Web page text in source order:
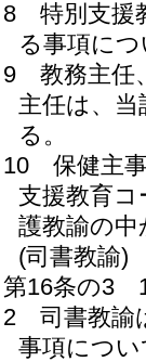
8
特別支援
る事項に
9
教務主任
主任は、
る。
10
保健主
支援教育
護教諭の
(司書教諭)
第16条の3
2
司書教諭
事項につ